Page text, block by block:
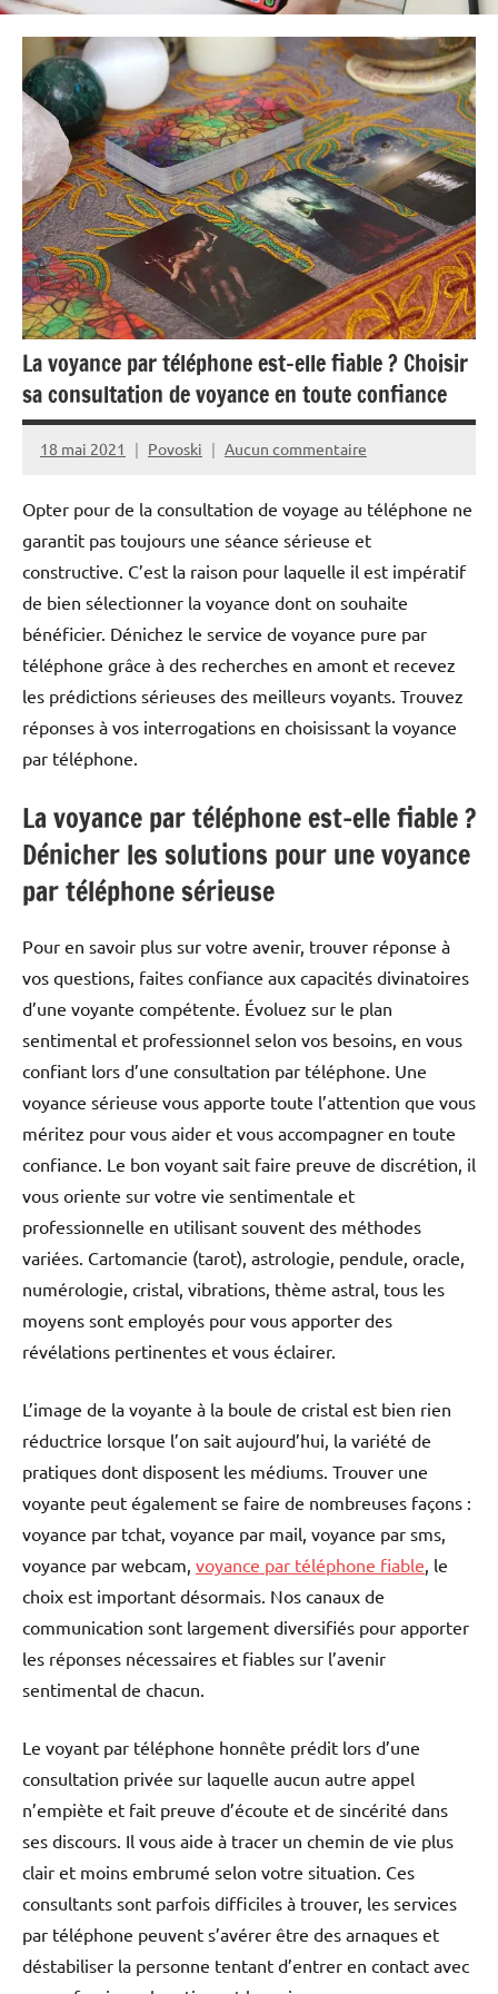
La voyance par téléphone est-elle fiable ? Choisir
sa consultation de voyance en toute confiance
18 mai 2021 Povoski Aucun commentaire
Opter pour de la consultation de voyage au téléphone ne
garantit pas toujours une séance sérieuse et
constructive. C’est la raison pour laquelle il est impératif
de bien sélectionner la voyance dont on souhaite
bénéficier. Dénichez le service de voyance pure par
téléphone grâce à des recherches en amont et recevez
les prédictions sérieuses des meilleurs voyants. Trouvez
réponses à vos interrogations en choisissant la voyance
par téléphone.
La voyance par téléphone est-elle fiable ?
Dénicher les solutions pour une voyance
par téléphone sérieuse
Pour en savoir plus sur votre avenir, trouver réponse à
vos questions, faites confiance aux capacités divinatoires
d’une voyante compétente. Évoluez sur le plan
sentimental et professionnel selon vos besoins, en vous
confiant lors d’une consultation par téléphone. Une
voyance sérieuse vous apporte toute l’attention que vous
méritez pour vous aider et vous accompagner en toute
confiance. Le bon voyant sait faire preuve de discrétion, il
vous oriente sur votre vie sentimentale et
professionnelle en utilisant souvent des méthodes
variées. Cartomancie (tarot), astrologie, pendule, oracle,
numérologie, cristal, vibrations, thème astral, tous les
moyens sont employés pour vous apporter des
révélations pertinentes et vous éclairer.
L’image de la voyante à la boule de cristal est bien rien
réductrice lorsque l’on sait aujourd’hui, la variété de
pratiques dont disposent les médiums. Trouver une
voyante peut également se faire de nombreuses façons :
voyance par tchat, voyance par mail, voyance par sms,
voyance par webcam, voyance par téléphone fiable, le
choix est important désormais. Nos canaux de
communication sont largement diversifiés pour apporter
les réponses nécessaires et fiables sur l’avenir
sentimental de chacun.
Le voyant par téléphone honnête prédit lors d’une
consultation privée sur laquelle aucun autre appel
n’empiète et fait preuve d’écoute et de sincérité dans
ses discours. Il vous aide à tracer un chemin de vie plus
clair et moins embrumé selon votre situation. Ces
consultants sont parfois difficiles à trouver, les services
par téléphone peuvent s’avérer être des arnaques et
déstabiliser la personne tentant d’entrer en contact avec